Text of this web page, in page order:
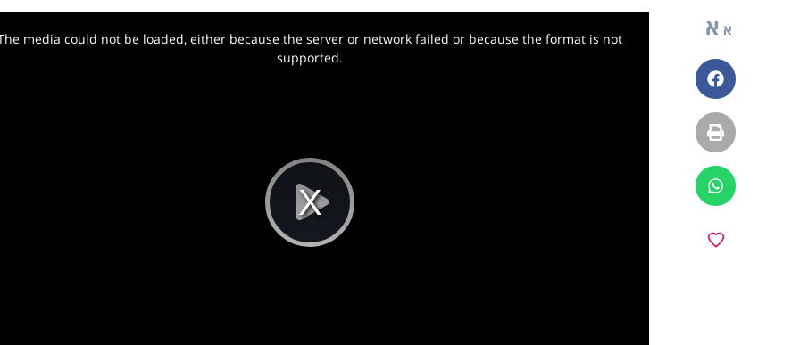
א א
פייסבוק
הדפסה
ווטסאפ
Play
media could not be loaded, either because the server or network failed or because the format is not
supported.